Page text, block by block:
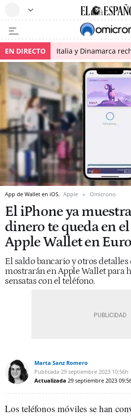
EN DIRECTO Italia y Dinamarca
App de Wallet en iOS. Apple Omicrono
El iPhone ya
dinero te queda en
Apple Wallet en
El saldo bancario y otros detalles
mostrarán en Apple Wallet para
sensatas con el teléfono.
Marta Sanz Romero
Publicada 29 septiembre 2023 10:56h
Actualizada 29 septiembre 2023
Los teléfonos móviles se han